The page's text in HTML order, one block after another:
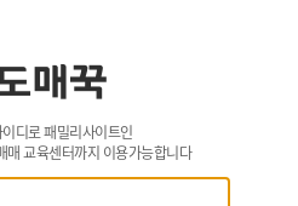
디로 패밀리사이트인
매 교육센터까지 이용가능합니다